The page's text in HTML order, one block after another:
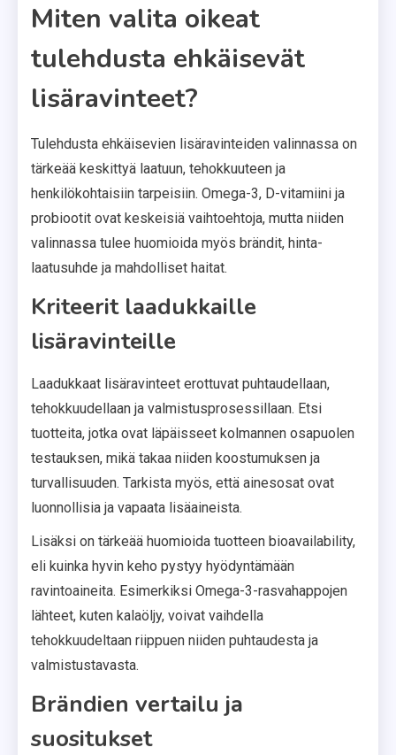
Miten valita oikeat
tulehdusta ehkäisevät
lisäravinteet?
Tulehdusta ehkäisevien lisäravinteiden valinnassa on
tärkeää keskittyä laatuun, tehokkuuteen ja
henkilökohtaisiin tarpeisiin. Omega-3, D-vitamiini ja
probiootit ovat keskeisiä vaihtoehtoja, mutta niiden
valinnassa tulee huomioida myös brändit, hinta-
laatusuhde ja mahdolliset haitat.
Kriteerit laadukkaille
lisäravinteille
Laadukkaat lisäravinteet erottuvat puhtaudellaan,
tehokkuudellaan ja valmistusprosessillaan. Etsi
tuotteita, jotka ovat läpäisseet kolmannen osapuolen
testauksen, mikä takaa niiden koostumuksen ja
turvallisuuden. Tarkista myös, että ainesosat ovat
luonnollisia ja vapaata lisäaineista.
Lisäksi on tärkeää huomioida tuotteen bioavailability,
eli kuinka hyvin keho pystyy hyödyntämään
ravintoaineita. Esimerkiksi Omega-3-rasvahappojen
lähteet, kuten kalaöljy, voivat vaihdella
tehokkuudeltaan riippuen niiden puhtaudesta ja
valmistustavasta.
Brändien vertailu ja
suositukset